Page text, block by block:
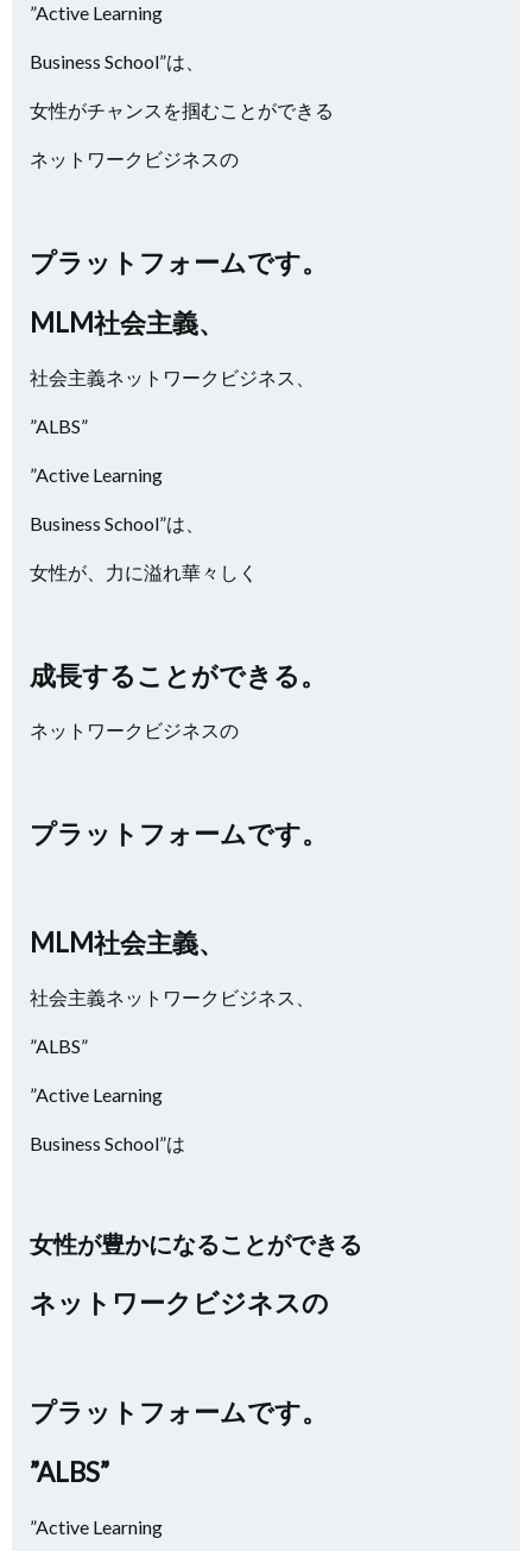
”Active Learning
Business School”は、
女性がチャンスを掴むことができる
ネットワークビジネスの
プラットフォームです。
MLM社会主義、
社会主義ネットワークビジネス、
”ALBS”
”Active Learning
Business School”は、
女性が、力に溢れ華々しく
成長することができる。
ネットワークビジネスの
プラットフォームです。
MLM社会主義、
社会主義ネットワークビジネス、
”ALBS”
”Active Learning
Business School”は
女性が豊かになることができる
ネットワークビジネスの
プラットフォームです。
”ALBS”
”Active Learning